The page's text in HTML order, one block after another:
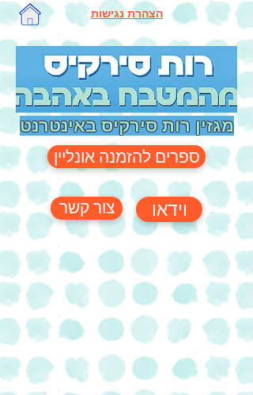
הצהרת נגישות
מגזין רות סירקיס באינטרנט
ספרים להזמנה אונליין
צור קשר וידאו